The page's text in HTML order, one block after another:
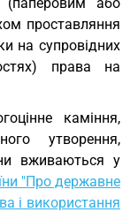
проставляння
на супровідних
права на
каміння,
утворення,
вживаються у
"Про державне
і використання